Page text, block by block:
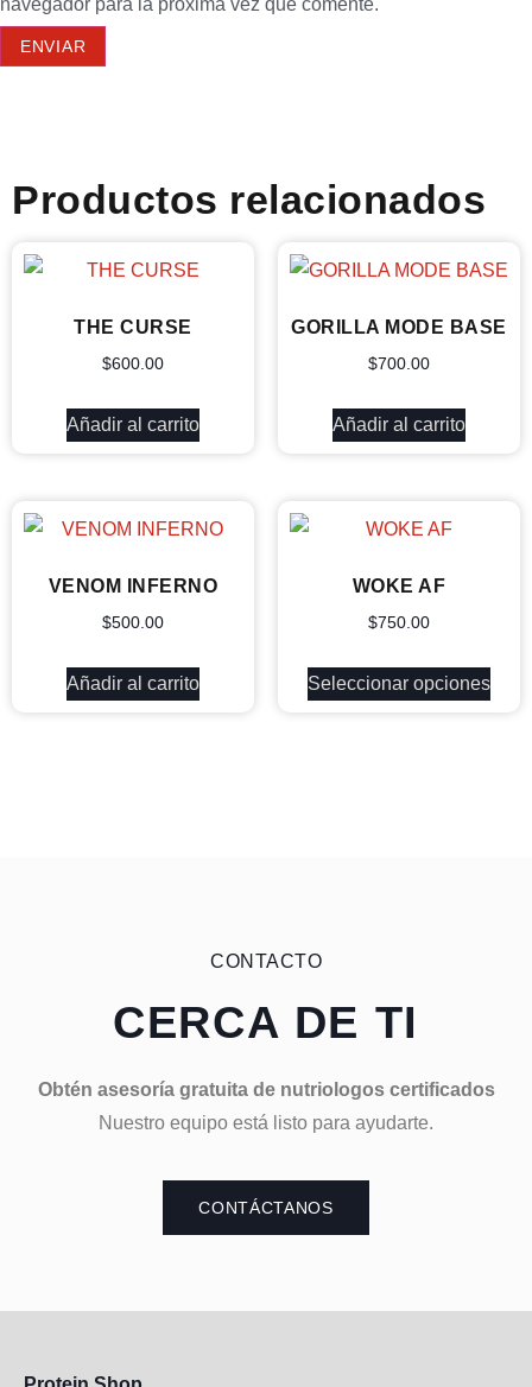
navegador para la próxima vez que comente.
Productos relacionados
THE CURSE
$600.00
Añadir al carrito
GORILLA MODE BASE
$700.00
Añadir al carrito
VENOM INFERNO
$500.00
Añadir al carrito
WOKE AF
$750.00
Seleccionar opciones
CONTACTO
CERCA DE TI
Obtén asesoría gratuita de nutriologos certificados
Nuestro equipo está listo para ayudarte.
CONTÁCTANOS